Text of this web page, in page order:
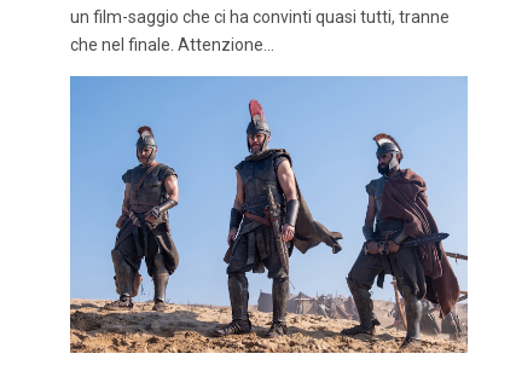
un film-saggio che ci ha convinti quasi tutti, tranne
che nel finale. Attenzione...